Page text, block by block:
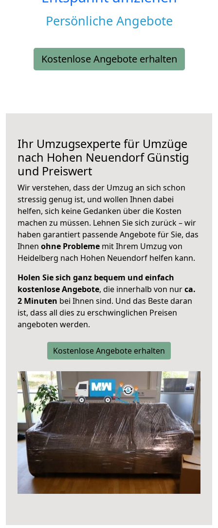
Persönliche Angebote
Kostenlose Angebote erhalten
Ihr Umzugsexperte für Umzüge
nach Hohen NeuendorfGünstig
und Preiswert
Wir verstehen, dass der Umzug an sich schon
stressig genug ist, und wollen Ihnen dabei
helfen, sich keine Gedanken über die Kosten
machen zu müssen. Lehnen Sie sich zurück – wir
haben garantiert passende Angebote für Sie, das
Ihnen ohne Probleme mit Ihrem Umzug von
Heidelberg nach Hohen Neuendorf helfen kann.
Holen Sie sich ganz bequem und einfach
kostenlose Angebote, die innerhalb von nurca.
2 Minuten bei Ihnen sind. Und das Beste daran
ist, dass all dies zu erschwinglichen Preisen
angeboten werden.
Kostenlose Angebote erhalten